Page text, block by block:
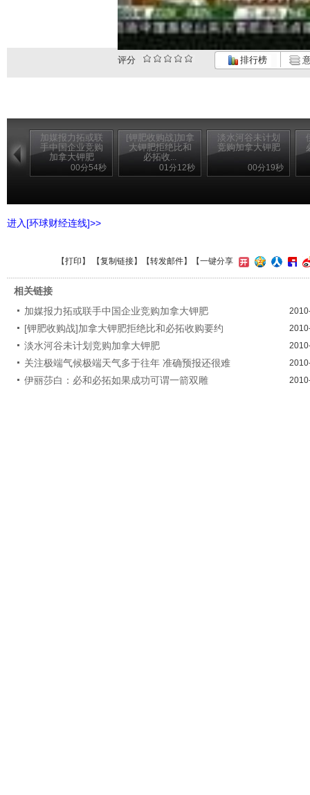
评分 排行榜
加媒报力拓或联
手中国企业竞购
加拿大钾肥
00分54秒
[钾肥收购战]加拿
大钾肥拒绝比和
必拓收...
01分12秒
淡水河谷未计划
竞购加拿大钾肥
00分19秒
进入[环球财经连线]>>
【打印 】 【复制链接】【转发邮件】 【一键分享
相关链接
加媒报力拓或联手中国企业竞购加拿大钾肥
[钾肥收购战]加拿大钾肥拒绝比和必拓收购要约
淡水河谷未计划竞购加拿大钾肥
关注极端气候极端天气多于往年 准确预报还很难
伊丽莎白：必和必拓如果成功可谓一箭双雕